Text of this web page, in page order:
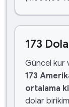
173
Güncel kur
173
ortalama
dolar